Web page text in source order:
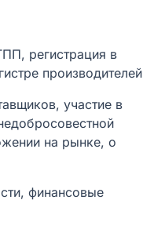
регистрация в
производителей
участие в
на рынке, о
финансовые